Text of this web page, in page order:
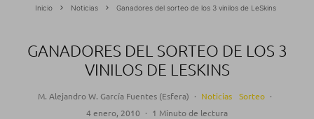
Inicio Noticias Ganadores del sorteo de los 3 vinilos de LeSkins
GANADORES DEL SORTEO DE LOS 3
VINILOS DE LESKINS
M. Alejandro W. García Fuentes (Esfera) · Noticias Sorteo ·
4 enero, 2010 · 1 Minuto de lectura